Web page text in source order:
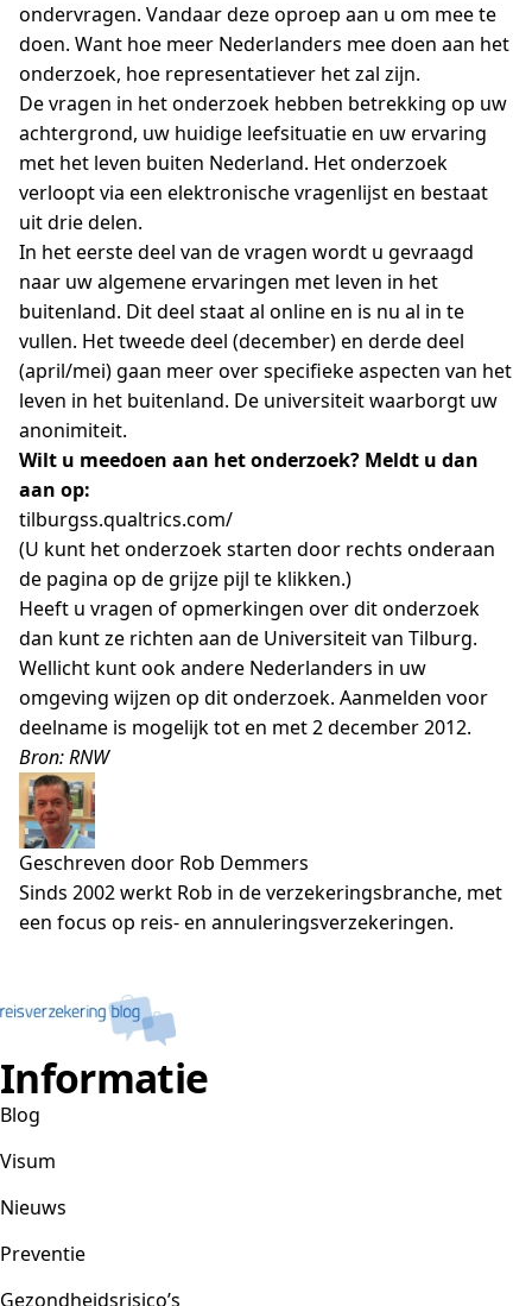
ondervragen. Vandaar deze oproep aan u om mee te
doen. Want hoe meer Nederlanders mee doen aan het
onderzoek, hoe representatiever het zal zijn.
De vragen in het onderzoek hebben betrekking op uw
achtergrond, uw huidige leefsituatie en uw ervaring
met het leven buiten Nederland. Het onderzoek
verloopt via een elektronische vragenlijst en bestaat
uit drie delen.
In het eerste deel van de vragen wordt u gevraagd
naar uw algemene ervaringen met leven in het
buitenland. Dit deel staat al online en is nu al in te
vullen. Het tweede deel (december) en derde deel
(april/mei) gaan meer over specifieke aspecten van het
leven in het buitenland. De universiteit waarborgt uw
anonimiteit.
Wilt u meedoen aan het onderzoek? Meldt u dan
aan op:
tilburgss.qualtrics.com/
(U kunt het onderzoek starten door rechts onderaan
de pagina op de grijze pijl te klikken.)
Heeft u vragen of opmerkingen over dit onderzoek
dan kunt ze richten aan de Universiteit van Tilburg.
Wellicht kunt ook andere Nederlanders in uw
omgeving wijzen op dit onderzoek. Aanmelden voor
deelname is mogelijk tot en met 2 december 2012.
Bron: RNW
Geschreven door Rob Demmers
Sinds 2002 werkt Rob in de verzekeringsbranche, met
een focus op reis- en annuleringsverzekeringen.
Informatie
Blog
Visum
Nieuws
Preventie
Gezondheidsrisico’s